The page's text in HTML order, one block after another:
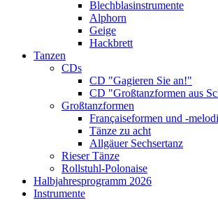
Blechblasinstrumente
Alphorn
Geige
Hackbrett
Tanzen
CDs
CD "Gagieren Sie an!"
CD "Großtanzformen aus
Großtanzformen
Françaiseformen und -
Tänze zu acht
Allgäuer Sechsertanz
Rieser Tänze
Rollstuhl-Polonaise
Halbjahresprogramm 2026
Instrumente